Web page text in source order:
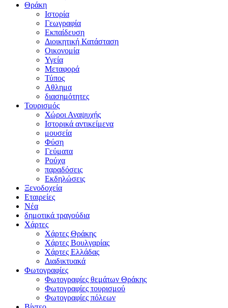
Θράκη
Ιστορία
Γεωγραφία
Εκπαίδευση
Διοικητική Κατάσταση
Οικονομία
Υγεία
Μεταφορά
Τύπος
Αθλημα
διασημότητες
Τουρισμός
Χώροι Αναψυχής
Ιστορικά αντικείμενα
μουσεία
Φύση
Γεύματα
Ρούχα
παραδόσεις
Εκδηλώσεις
Ξενοδοχεία
Εταιρείες
Νέα
δημοτικά τραγούδια
Χάρτες
Χάρτες Θράκης
Χάρτες Βουλγαρίας
Χάρτες Ελλάδας
Διαδικτυακά
Φωτογραφίες
Φωτογραφίες θεμάτων Θράκης
Φωτογραφίες τουρισμού
Φωτογραφίες πόλεων